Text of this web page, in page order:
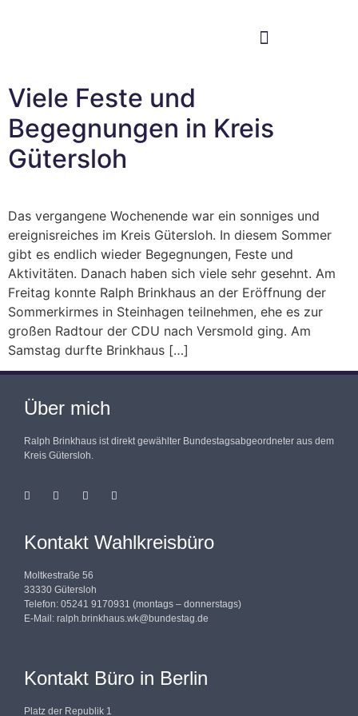
Viele Feste und
Begegnungen in Kreis
Gütersloh
Das vergangene Wochenende war ein sonniges und
ereignisreiches im Kreis Gütersloh. In diesem Sommer
gibt es endlich wieder Begegnungen, Feste und
Aktivitäten. Danach haben sich viele sehr gesehnt. Am
Freitag konnte Ralph Brinkhaus an der Eröffnung der
Sommerkirmes in Steinhagen teilnehmen, ehe es zur
großen Radtour der CDU nach Versmold ging. Am
Samstag durfte Brinkhaus […]
Über mich
Ralph Brinkhaus ist direkt gewählter Bundestagsabgeordneter aus dem
Kreis Gütersloh.
Kontakt Wahlkreisbüro
Moltkestraße 56
33330 Gütersloh
Telefon: 05241 9170931 (montags – donnerstags)
E-Mail: ralph.brinkhaus.wk@bundestag.de
Kontakt Büro in Berlin
Platz der Republik 1